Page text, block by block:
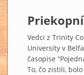
Vedci z Trinity
University v
časopise
To, čo zistili,